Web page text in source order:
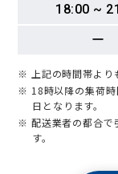
18:00 ~
ー
※ 上記の時間帯より
※ 18時以降の集荷時
日となります。
※ 配送業者の都合で
す。